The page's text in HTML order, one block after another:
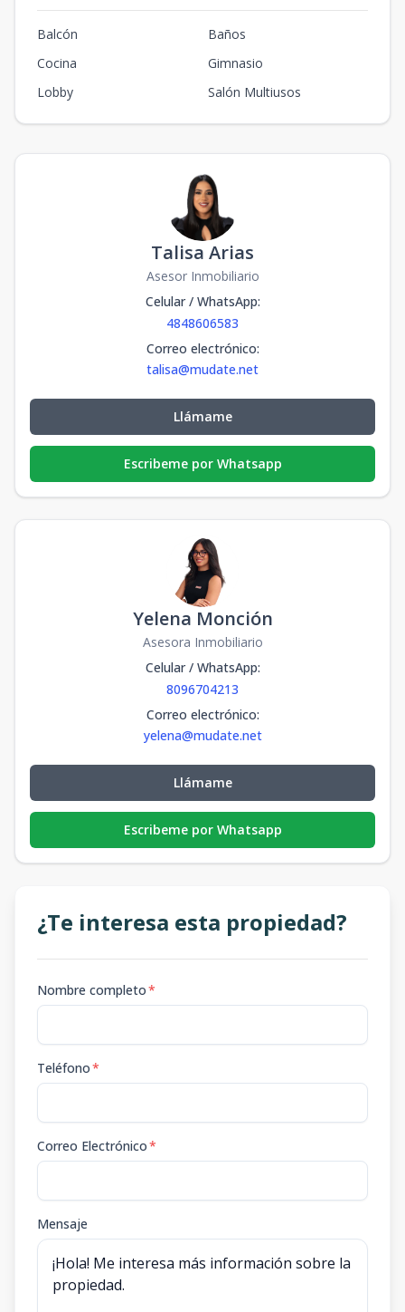
Balcón
Baños
Cocina
Gimnasio
Lobby
Salón Multiusos
Talisa Arias
Asesor Inmobiliario
Celular / WhatsApp:
4848606583
Correo electrónico:
talisa@mudate.net
Llámame
Escribeme por Whatsapp
Yelena Monción
Asesora Inmobiliario
Celular / WhatsApp:
8096704213
Correo electrónico:
yelena@mudate.net
Llámame
Escribeme por Whatsapp
¿Te interesa esta propiedad?
Nombre completo*
Teléfono*
Correo Electrónico*
Mensaje